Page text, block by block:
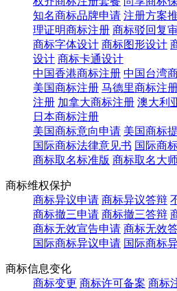
知名商标品牌申请 注册方案
理证明商标注册 商标驳回复审
商标字体设计 商标图形设计
设计 商标卡通设计
中国香港商标注册 中国台湾
美国商标注册 马德里商标注
注册 加拿大商标注册 澳大利
日本商标注册
美国商标意向申请 美国商标
国际商标法律意见书 国际商
商标取名标准版 商标取名大
商标维权保护
商标异议申请 商标异议答辩
商标撤三申请 商标撤三答辩
商标无效宣告申请 商标无效
国际商标异议申请 国际商标
商标信息变化
商标变更 商标许可备案 商标